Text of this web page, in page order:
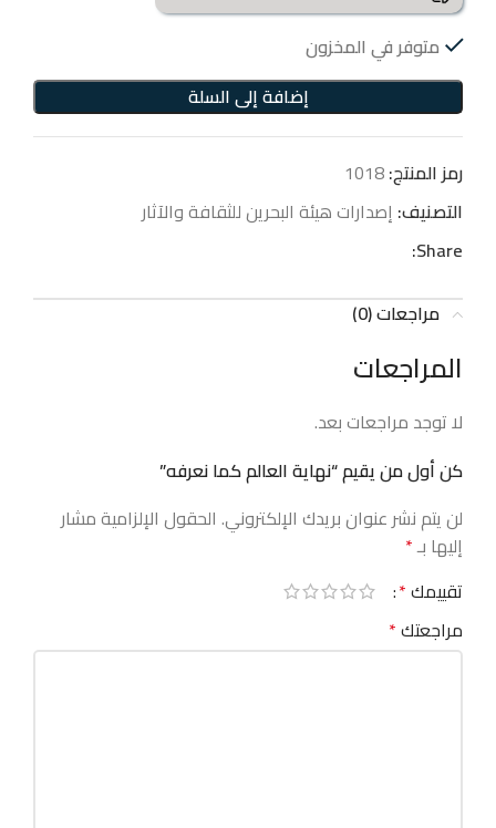
متوفر في المخزون
إضافة إلى السلة
رمز المنتج:1018
التصنيف: إصدارات هيئة البحرين للثقافة والآثار
Share:
مراجعات (0)
المراجعات
لا توجد مراجعات بعد.
كن أول من يقيم “نهاية العالم كما نعرفه”
لن يتم نشر عنوان بريدك الإلكتروني. الحقول الإلزامية مشار
إليها بـ*
تقييمك*
مراجعتك*